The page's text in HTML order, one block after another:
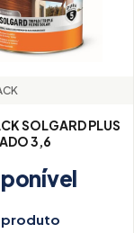
SOLGARD PLUS
3,6
produto